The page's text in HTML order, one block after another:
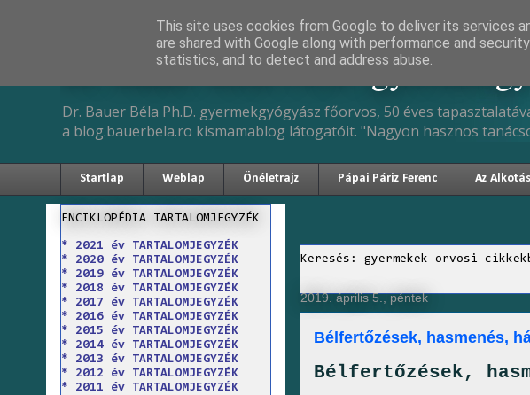
Dr. Bauer Béla Ph.D.
Dr. Bauer Béla Ph.D. gyermekgyógyász főorvos, 50 éves
a blog.bauerbela.ro kismamablog látogatóit. "Nagyon hasznos
Startlap Weblap Önéletrajz Pápai Páriz Ferenc Az
Keresés: gyermekek orvosi
2019. április 5., péntek
Bélfertőzések, hasmenés,
Bélfertőzések,
ENCIKLOPÉDIA TARTALOMJEGYZÉK
* 2021 év TARTALOMJEGYZÉK
* 2020 év TARTALOMJEGYZÉK
* 2019 év TARTALOMJEGYZÉK
* 2018 év TARTALOMJEGYZÉK
* 2017 év TARTALOMJEGYZÉK
* 2016 év TARTALOMJEGYZÉK
* 2015 év TARTALOMJEGYZÉK
* 2014 év TARTALOMJEGYZÉK
* 2013 év TARTALOMJEGYZÉK
* 2012 év TARTALOMJEGYZÉK
* 2011 év TARTALOMJEGYZÉK
This site uses cookies from Google to deliver its services
are shared with Google along with performance and
statistics, and to detect and address abuse.